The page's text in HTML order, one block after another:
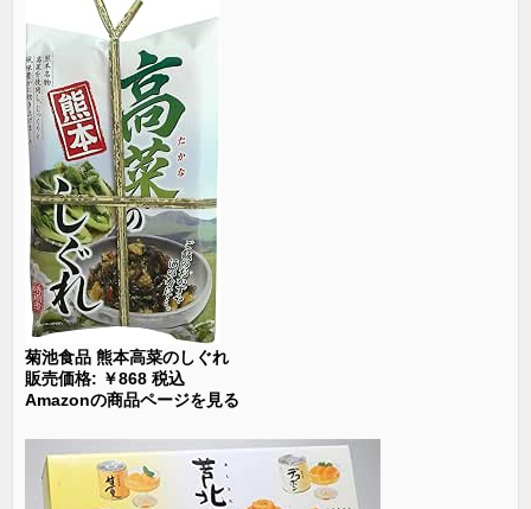
菊池食品 熊本高菜のしぐれ
販売価格: ￥868 税込
Amazonの商品ページを見る